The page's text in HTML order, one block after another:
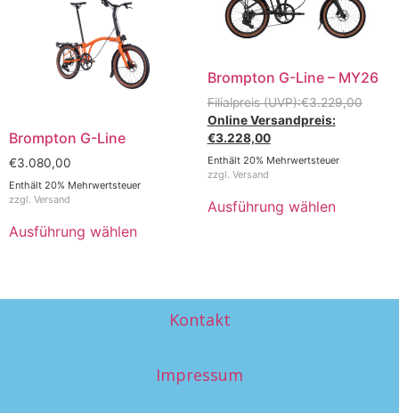
Brompton G-Line
€3.080,00
Enthält 20% Mehrwertsteuer
zzgl. Versand
Ausführung wählen
Brompton G-Line – MY26
€3.229,00
€3.228,00
Enthält 20% Mehrwertsteuer
zzgl. Versand
Ausführung wählen
Kontakt
Impressum